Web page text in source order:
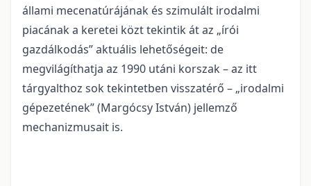
állami mecenatúrájának és szimulált irodalmi
piacának a keretei közt tekintik át az „írói
gazdálkodás” aktuális lehetőségeit: de
megvilágíthatja az 1990 utáni korszak – az itt
tárgyalthoz sok tekintetben visszatérő – „irodalmi
gépezetének” (Margócsy István) jellemző
mechanizmusait is.